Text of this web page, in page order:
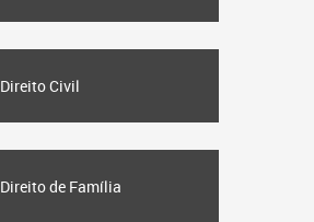
Direito Civil
Direito de Família